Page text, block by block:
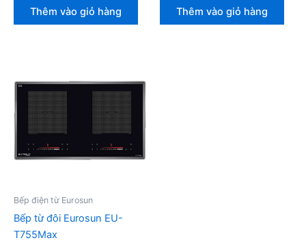
Thêm vào giỏ hàng Thêm vào giỏ hàng
Bếp điện từ Eurosun
Bếp từ đôi Eurosun EU-
T755Max